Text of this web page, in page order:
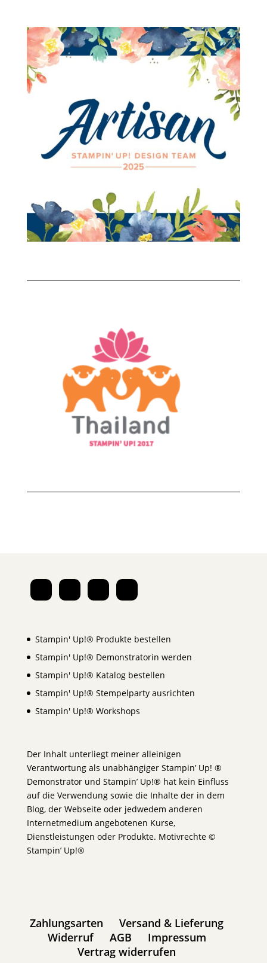
Stampin' Up!® Produkte bestellen
Stampin' Up!® Demonstratorin werden
Stampin' Up!® Katalog bestellen
Stampin' Up!® Stempelparty ausrichten
Stampin' Up!® Workshops
Der Inhalt unterliegt meiner alleinigen
Verantwortung als unabhängiger Stampin’ Up! ®
Demonstrator und Stampin’ Up!® hat kein Einfluss
auf die Verwendung sowie die Inhalte der in dem
Blog, der Webseite oder jedwedem anderen
Internetmedium angebotenen Kurse,
Dienstleistungen oder Produkte. Motivrechte ©
Stampin’ Up!®
Zahlungsarten
Versand & Lieferung
Widerruf
AGB
Impressum
Vertrag widerrufen